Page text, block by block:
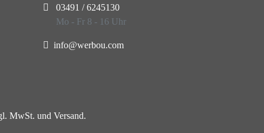
03491 / 6245130
Mo - Fr 8 - 16 Uhr
info@werbou.com
MwSt. und Versand.